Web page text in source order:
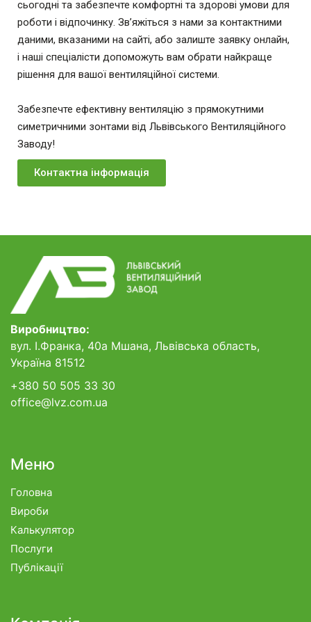
сьогодні та забезпечте комфортні та здорові умови для
роботи і відпочинку. Зв’яжіться з нами за контактними
даними, вказаними на сайті, або залиште заявку онлайн,
і наші спеціалісти допоможуть вам обрати найкраще
рішення для вашої вентиляційної системи.
Забезпечте ефективну вентиляцію з прямокутними
симетричними зонтами від Львівського Вентиляційного
Заводу!
Контактна інформація
Виробництво:
вул. І.Франка, 40а Мшана, Львівська область,
Україна 81512
+380 50 505 33 30
office@lvz.com.ua
Меню
Головна
Вироби
Калькулятор
Послуги
Публікації